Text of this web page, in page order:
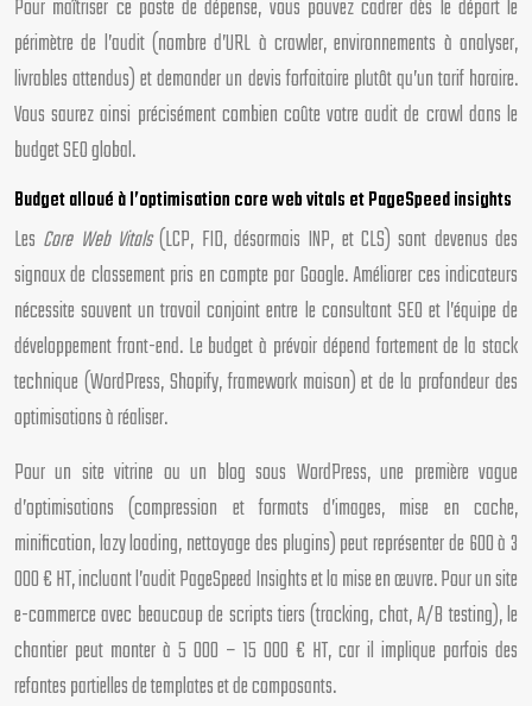
Pour maîtriser ce poste de dépense, vous pouvez cadrer dès le départ le
périmètre de l’audit (nombre d’URL à crawler, environnements à analyser,
livrables attendus) et demander un devis forfaitaire plutôt qu’un tarif horaire.
Vous saurez ainsi précisément combien coûte votre audit de crawl dans le
budget SEO global.
Budget alloué à l’optimisation core web vitals et PageSpeed insights
Les Core Web Vitals(LCP, FID, désormais INP, et CLS) sont devenus des
signaux de classement pris en compte par Google. Améliorer ces indicateurs
nécessite souvent un travail conjoint entre le consultant SEO et l’équipe de
développement front-end. Le budget à prévoir dépend fortement de la stack
technique (WordPress, Shopify, framework maison) et de la profondeur des
optimisations à réaliser.
Pour un site vitrine ou un blog sous WordPress, une première vague
d’optimisations (compression et formats d’images, mise en cache,
minification, lazy loading, nettoyage des plugins) peut représenter de 600 à 3
000 € HT, incluant l’audit PageSpeed Insights et la mise en œuvre. Pour un site
e-commerce avec beaucoup de scripts tiers (tracking, chat, A/B testing), le
chantier peut monter à 5 000 – 15 000 € HT, car il implique parfois des
refontes partielles de templates et de composants.